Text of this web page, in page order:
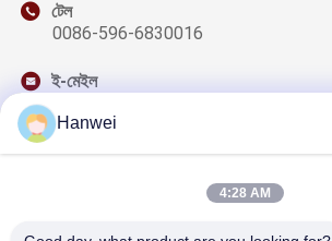
টেল
0086-596-6830016
ই-মেইল
Hanwei
4:28 AM